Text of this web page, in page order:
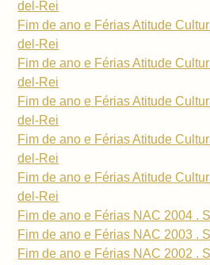
del-Rei
Fim de ano e Férias Atitude
del-Rei
Fim de ano e Férias Atitude
del-Rei
Fim de ano e Férias Atitude
del-Rei
Fim de ano e Férias Atitude
del-Rei
Fim de ano e Férias Atitude
del-Rei
Fim de ano e Férias NAC 2004 .
Fim de ano e Férias NAC 2003 .
Fim de ano e Férias NAC 2002 .